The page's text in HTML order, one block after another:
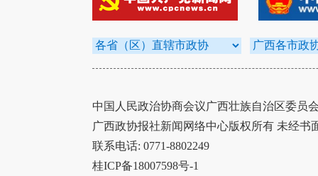
中国人民政治协商会议广西壮族自治区委员
广西政协报社新闻网络中心版权所有 未经书
联系电话: 0771-8802249
桂ICP备18007598号-1